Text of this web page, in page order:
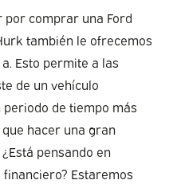
por comprar una Ford
también le ofrecemos
a. Esto permite a las
de un vehículo
de tiempo más
hacer una gran
pensando en
Estaremos